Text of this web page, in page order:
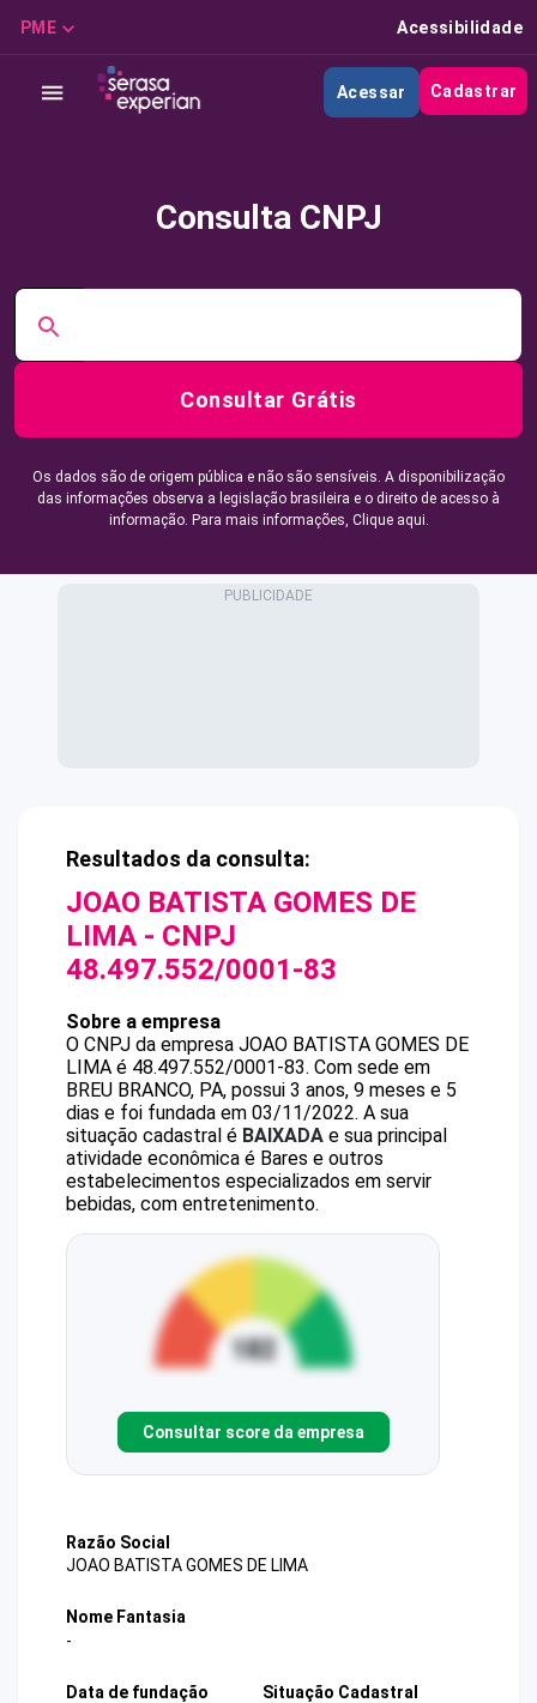
PME Acessibilidade
Acessar Cadastrar
Consulta CNPJ
Consultar Grátis
Os dados são de origem pública e não são sensíveis. A disponibilização
das informações observa a legislação brasileira e o direito de acesso à
informação. Para mais informações, Clique aqui.
Resultados da consulta:
JOAO BATISTA GOMES DE
LIMA - CNPJ
48.497.552/0001-83
Sobre a empresa
O CNPJ da empresa JOAO BATISTA GOMES DE
LIMA é 48.497.552/0001-83. Com sede em
BREU BRANCO, PA, possui 3 anos, 9 meses e 5
dias e foi fundada em 03/11/2022. A sua
situação cadastral é BAIXADA e sua principal
atividade econômica é Bares e outros
estabelecimentos especializados em servir
bebidas, com entretenimento.
Consultar score da empresa
Razão Social
JOAO BATISTA GOMES DE LIMA
Nome Fantasia
-
Data de fundação
Situação Cadastral